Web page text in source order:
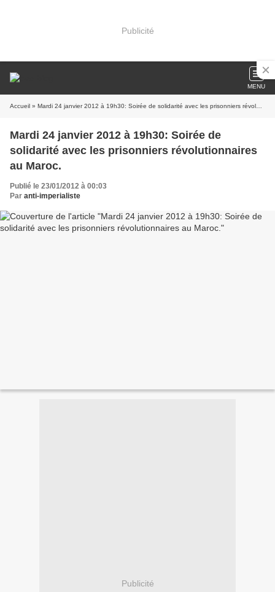
Publicité
MENU
Accueil » Mardi 24 janvier 2012 à 19h30: Soirée de solidarité avec les prisonniers révolutionnaires au Maroc.
Mardi 24 janvier 2012 à 19h30: Soirée de
solidarité avec les prisonniers révolutionnaires
au Maroc.
Publié le 23/01/2012 à 00:03
Par anti-imperialiste
Publicité